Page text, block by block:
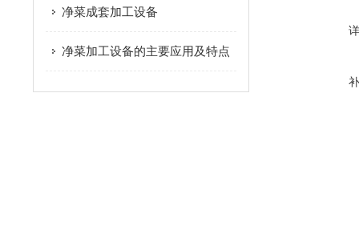
净菜成套加工设备
净菜加工设备的主要应用及特点